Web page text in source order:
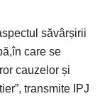
săvârșirii
care se
cauzelor și
transmite IPJ